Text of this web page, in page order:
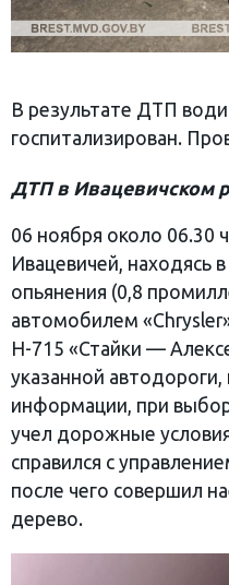
В результате ДТП
госпитализирован.
ДТП в Ивацевичском
06 ноября около 06.30
Ивацевичей, находясь
опьянения (0,8
автомобилем
Н-715 «Стайки —
указанной
информации, при
учел дорожные
справился с
после чего совершил
дерево.